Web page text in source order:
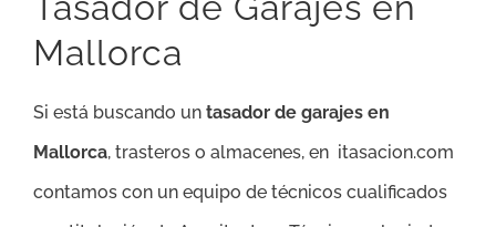
Mallorca
Si está buscando un tasador de garajes en
Mallorca, trasteros o almacenes, en itasacion.com
contamos con un equipo de técnicos cualificados